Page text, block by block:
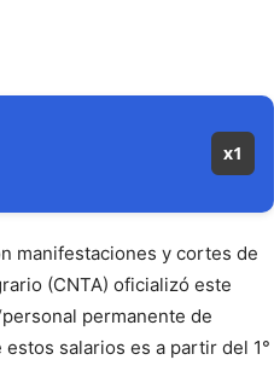
x1
manifestaciones y cortes de
(CNTA) oficializó este
permanente de
salarios es a partir del 1°